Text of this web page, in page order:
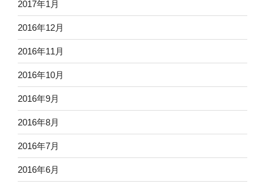
2017年1月
2016年12月
2016年11月
2016年10月
2016年9月
2016年8月
2016年7月
2016年6月